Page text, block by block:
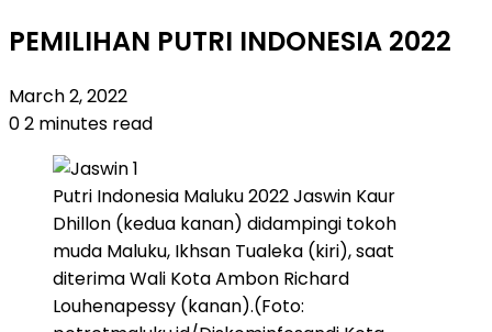
PEMILIHAN PUTRI INDONESIA 2022
March 2, 2022
02 minutes read
Putri Indonesia Maluku 2022 Jaswin Kaur
Dhillon (kedua kanan) didampingi tokoh
muda Maluku, Ikhsan Tualeka (kiri), saat
diterima Wali Kota Ambon Richard
Louhenapessy (kanan).(Foto: